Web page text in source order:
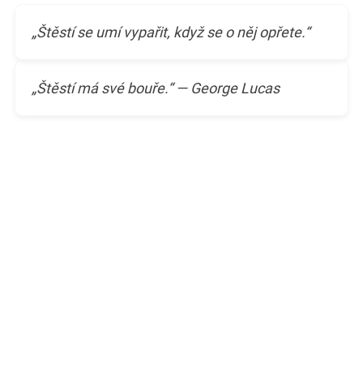
„Štěstí se umí vypařit, když se o něj opřete.“
„Štěstí má své bouře.“ — George Lucas